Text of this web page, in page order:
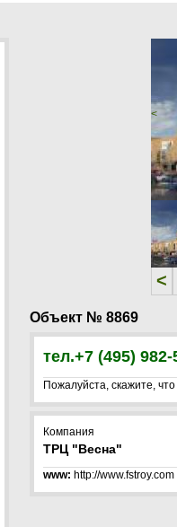
<
<
Объект № 8869
тел.+7 (495)
Пожалуйста, скажите,
Компания
ТРЦ "Весна"
www: http://www.fstroy.com